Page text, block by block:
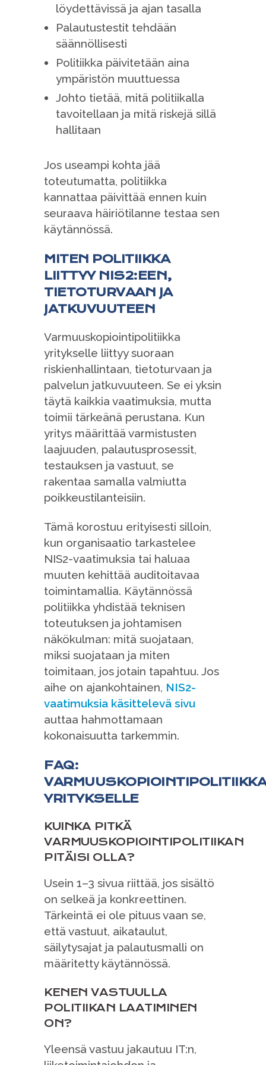
löydettävissä ja ajan tasalla
Palautustestit tehdään
säännöllisesti
Politiikka päivitetään aina
ympäristön muuttuessa
Johto tietää, mitä politiikalla
tavoitellaan ja mitä riskejä sillä
hallitaan
Jos useampi kohta jää
toteutumatta, politiikka
kannattaa päivittää ennen kuin
seuraava häiriötilanne testaa sen
käytännössä.
MITEN POLITIIKKA
LIITTYY NIS2:EEN,
TIETOTURVAAN JA
JATKUVUUTEEN
Varmuuskopiointipolitiikka
yritykselle liittyy suoraan
riskienhallintaan, tietoturvaan ja
palvelun jatkuvuuteen. Se ei yksin
täytä kaikkia vaatimuksia, mutta
toimii tärkeänä perustana. Kun
yritys määrittää varmistusten
laajuuden, palautusprosessit,
testauksen ja vastuut, se
rakentaa samalla valmiutta
poikkeustilanteisiin.
Tämä korostuu erityisesti silloin,
kun organisaatio tarkastelee
NIS2-vaatimuksia tai haluaa
muuten kehittää auditoitavaa
toimintamallia. Käytännössä
politiikka yhdistää teknisen
toteutuksen ja johtamisen
näkökulman: mitä suojataan,
miksi suojataan ja miten
toimitaan, jos jotain tapahtuu. Jos
aihe on ajankohtainen, NIS2-
vaatimuksia käsittelevä sivu
auttaa hahmottamaan
kokonaisuutta tarkemmin.
FAQ:
VARMUUSKOPIOINTIPOLITIIKKA
YRITYKSELLE
KUINKA PITKÄ
VARMUUSKOPIOINTIPOLITIIKAN
PITÄISI OLLA?
Usein 1–3 sivua riittää, jos sisältö
on selkeä ja konkreettinen.
Tärkeintä ei ole pituus vaan se,
että vastuut, aikataulut,
säilytysajat ja palautusmalli on
määritetty käytännössä.
KENEN VASTUULLA
POLITIIKAN LAATIMINEN
ON?
Yleensä vastuu jakautuu IT:n,